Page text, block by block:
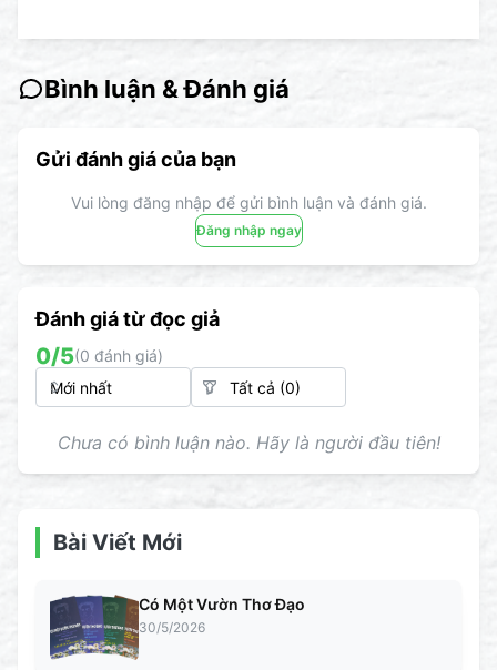
Bình luận & Đánh giá
Gửi đánh giá của bạn
Vui lòng đăng nhập để gửi bình luận và đánh giá.
Đăng nhập ngay
Đánh giá từ đọc giả
0/5(0 đánh giá)
Chưa có bình luận nào. Hãy là người đầu tiên!
Bài Viết Mới
Có Một Vườn Thơ Đạo
30/5/2026